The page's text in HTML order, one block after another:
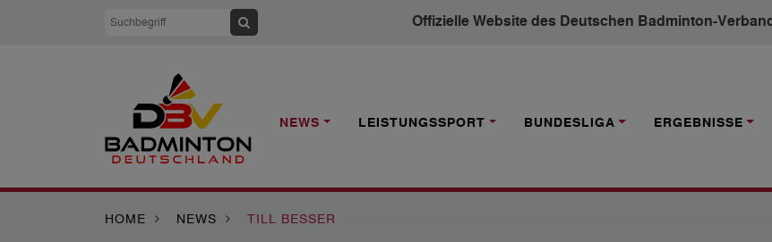
Offizielle Website des Deutschen Badminton-
NEWS LEISTUNGSSPORT BUNDESLIGA ERGEBNISSE
HOME NEWS TILL BESSER